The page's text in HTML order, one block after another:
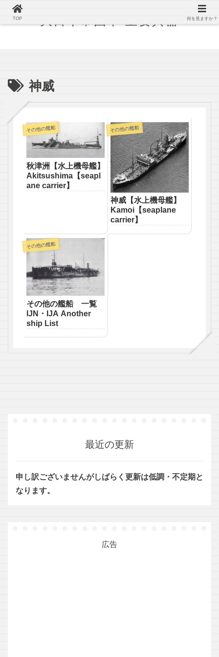
神威
その他の艦船
秋津洲【水上機母艦】
Akitsushima【seapl
ane carrier】
その他の艦船
神威【水上機母艦】
Kamoi【seaplane
carrier】
その他の艦船
その他の艦船 一覧
IJN・IJA Another
ship List
最近の更新
申し訳ございませんがしばらく更新は低調・不定期と
なります。
広告
TOP 何を見ますか？